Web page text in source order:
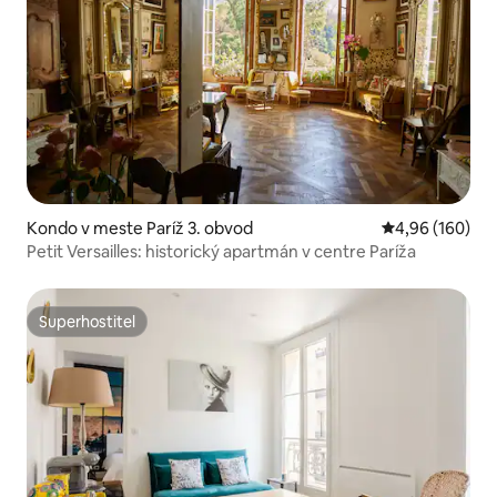
Kondo v meste Paríž 3. obvod Priemerné
4,96 (160)
Petit Versailles: historický apartmán v centre Paríža
Superhostiteľ
Superhostiteľ